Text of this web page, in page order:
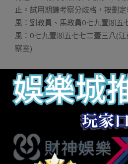
止。試用期謙考察分歧格，按劃
風：劉教員、馬教員0七九壹⑻五
風：0七九壹⑻五七七二壹三八(江
察室)
財神捕魚機
財神娛樂城
娛樂城
Q8娛樂城
線上老虎機
娛樂城註冊